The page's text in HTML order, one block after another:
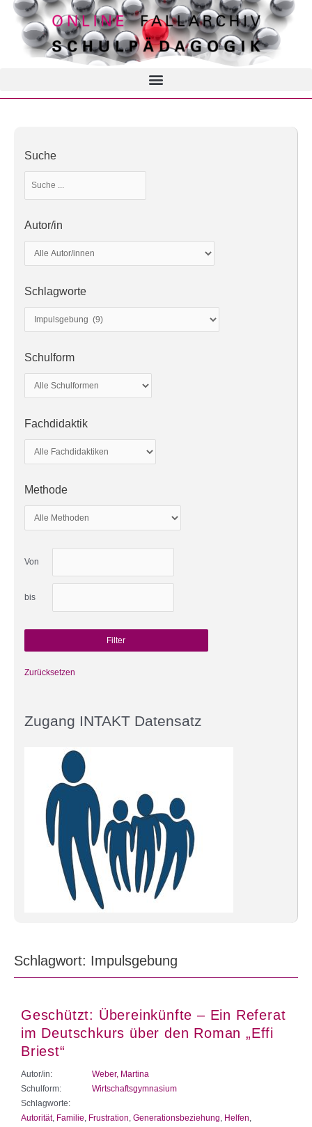
Suche
Autor/in
Schlagworte
Schulform
Fachdidaktik
Methode
Von
bis
Zurücksetzen
Zugang INTAKT Datensatz
Schlagwort: Impulsgebung
Geschützt: Übereinkünfte – Ein Referat
im Deutschkurs über den Roman „Effi
Briest“
Autor/in:
Weber, Martina
Schulform:
Wirtschaftsgymnasium
Schlagworte:
Autorität, Familie Frustration Generationsbeziehung Helfen